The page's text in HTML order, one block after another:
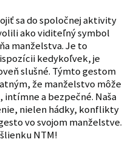
sa do spoločnej aktivity
ako viditeľný symbol
manželstva. Je to
kedykoľvek, je
slušné. Týmto gestom
že manželstvo môže
a bezpečné. Naša
nielen hádky, konflikty
vo svojom manželstve.
NTM!